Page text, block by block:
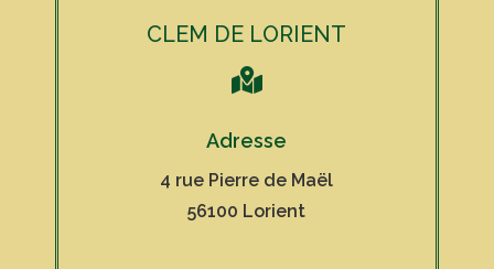
CLEM DE LORIENT

Adresse
4 rue Pierre de Maël
56100 Lorient